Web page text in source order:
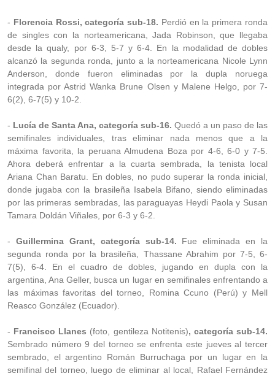
- Florencia Rossi, categoría sub-18. Perdió en la primera ronda
de singles con la norteamericana, Jada Robinson, que llegaba
desde la qualy, por 6-3, 5-7 y 6-4. En la modalidad de dobles
alcanzó la segunda ronda, junto a la norteamericana Nicole Lynn
Anderson, donde fueron eliminadas por la dupla noruega
integrada por Astrid Wanka Brune Olsen y Malene Helgo, por 7-
6(2), 6-7(5) y 10-2.
- Lucía de Santa Ana, categoría sub-16. Quedó a un paso de las
semifinales individuales, tras eliminar nada menos que a la
máxima favorita, la peruana Almudena Boza por 4-6, 6-0 y 7-5.
Ahora deberá enfrentar a la cuarta sembrada, la tenista local
Ariana Chan Baratu. En dobles, no pudo superar la ronda inicial,
donde jugaba con la brasileña Isabela Bifano, siendo eliminadas
por las primeras sembradas, las paraguayas Heydi Paola y Susan
Tamara Doldán Viñales, por 6-3 y 6-2.
- Guillermina Grant, categoría sub-14. Fue eliminada en la
segunda ronda por la brasileña, Thassane Abrahim por 7-5, 6-
7(5), 6-4. En el cuadro de dobles, jugando en dupla con la
argentina, Ana Geller, busca un lugar en semifinales enfrentando a
las máximas favoritas del torneo, Romina Ccuno (Perú) y Mell
Reasco González (Ecuador).
- Francisco Llanes (foto, gentileza Notitenis), categoría sub-14.
Sembrado número 9 del torneo se enfrenta este jueves al tercer
sembrado, el argentino Román Burruchaga por un lugar en la
semifinal del torneo, luego de eliminar al local, Rafael Fernández